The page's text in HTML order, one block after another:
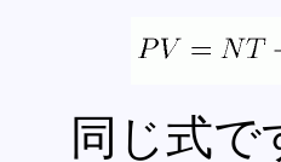
同じ式で